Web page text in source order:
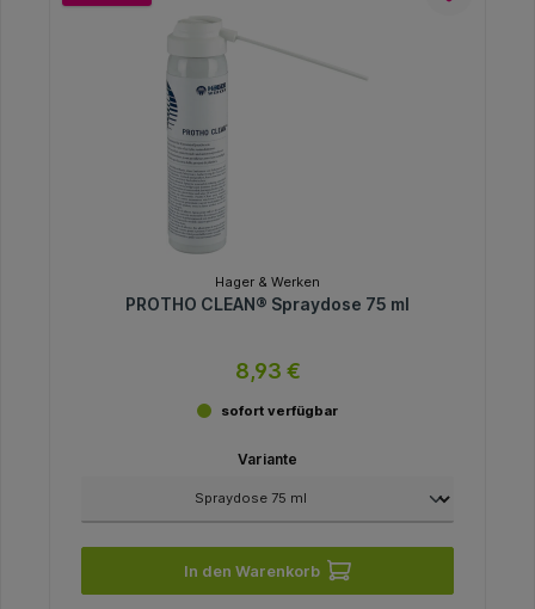
Hager & Werken
PROTHO CLEAN® Spraydose 75 ml
8,93 €
sofort verfügbar
Variante
In den Warenkorb